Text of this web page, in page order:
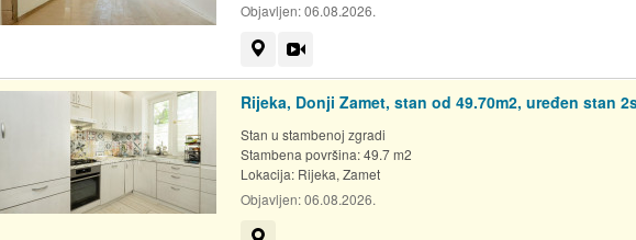
Objavljen:06.08.2026.
Rijeka, Donji Zamet, stan od 49.70m2, uređen stan
Stan u stambenoj zgradi
Stambena površina: 49.7 m2
Lokacija: Rijeka, Zamet
Objavljen:06.08.2026.